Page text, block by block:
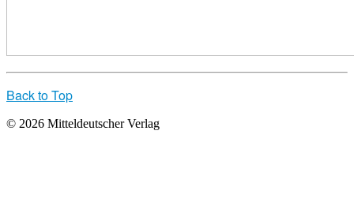
Back to Top
© 2026 Mitteldeutscher Verlag